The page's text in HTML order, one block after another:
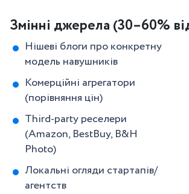
Змінні джерела (30–60%
Нішеві блоги про конкретну
модель навушників
Комерційні агрегатори
(порівняння цін)
Third-party реселери
(Amazon, BestBuy, B&H
Photo)
Локальні огляди стартапів/
агентств